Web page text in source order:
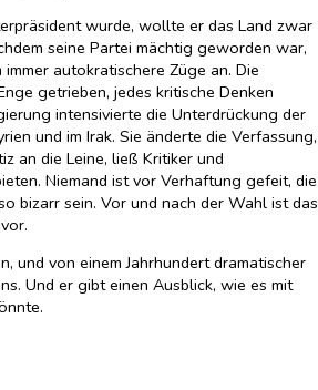
wurde, wollte er das Land zwar
seine Partei mächtig geworden war,
autokratischere Züge an. Die
getrieben, jedes kritische Denken
intensivierte die Unterdrückung der
und im Irak. Sie änderte die Verfassung,
an die Leine, ließ Kritiker und
Niemand ist vor Verhaftung gefeit, die
bizarr sein. Vor und nach der Wahl ist das
und von einem Jahrhundert dramatischer
Und er gibt einen Ausblick, wie es mit